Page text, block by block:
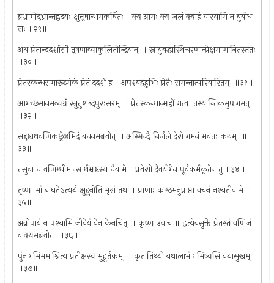
ब्रभ्रामोद्‍भ्रान्तह्रदयः क्षुत्तृषान्भमकर्षितः । क्व ग्रामः क्व जलं क्वाहं यास्यामि न बुबोध
सः ॥२९॥
अथ प्रेतान्ददर्शासौ तृषणाव्याकुलितोन्द्रियान् ‍ । स्नायुबद्धास्थिचरणान्प्रेक्षमाणानितस्ततः
॥३०॥
प्रेतस्कन्धसमारूढमेकं प्रेतं ददर्श ह । अपश्यद्वहुभिः प्रेतैः समन्तात्परिवारितम् ‍ ॥३१॥
आगच्छमानमव्यग्रं स्त्रुतुशब्दपुरःसरम् ‍ । प्रेतस्कन्धान्महीं गत्वा तस्यान्तिकमुपागमत् ‍
॥३२॥
सद्दष्टाथवणिकछ्रेष्ठमिदं बचनमब्रवीत् ‍ । अस्मिन्दै निर्जले देशे गमनं भवतः कथम् ‍ ॥
३३॥
तसुवा च वणिग्धीमान्सार्थभ्रष्टस्य चैव मे । प्रवेशो दैवयोगेन पूर्वकर्मकृतेन तु ॥३४॥
तृष्णा मां बाधतेऽत्यर्थं क्षुद्दुनोति भृशं तथा । प्राणाः कण्ठमनुप्राप्ता वचनं नश्यतीव मे ॥
३५॥
अव्रोपायं न पश्यामि जीवेयं येन केनचित् ‍ । कृष्ण उवाच ॥ इत्येवसुक्ते प्रेतस्तं वणिजं
वाक्यमब्रवीत ‍ ॥३६॥
पुंनागमिममाश्रित्य प्रतीक्षस्व मुहूर्तकम् ‍ । कृतातिथ्यो यथालाभं गमिष्यसि यथासुखम् ‍
॥३७॥